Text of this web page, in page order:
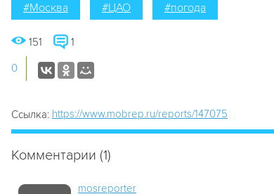
#Москва #ЦАО #погода
151 1
0
Ссылка: https://www.mobrep.ru/reports/147075
Комментарии (1)
mosreporter